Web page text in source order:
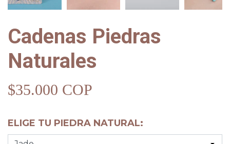
Cadenas Piedras
Naturales
$35.000 COP
ELIGE TU PIEDRA NATURAL: